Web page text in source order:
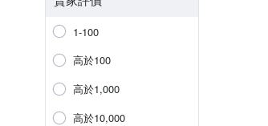
1-100
高於100
高於1,000
高於10,000